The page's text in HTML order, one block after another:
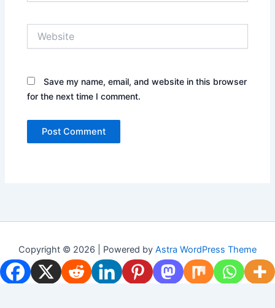
Save my name, email, and website in this browser
for the next time I comment.
Copyright © 2026 | Powered by Astra WordPress Theme